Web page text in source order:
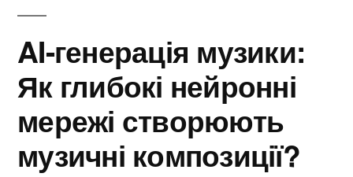
AI-генерація музики:
Як глибокі нейронні
мережі створюють
музичні композиції?